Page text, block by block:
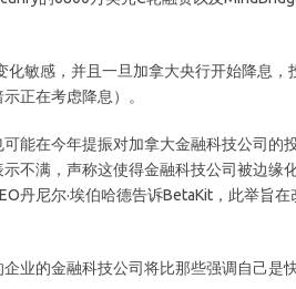
敏感，并且一旦加拿大央行开始降息，
正在考虑降息）。
能在今年提振对加拿大金融科技公司的
不满，声称这使得金融科技公司被边缘
丹尼尔·埃伯哈德告诉BetaKit，此举旨
业的金融科技公司将比那些强调自己是